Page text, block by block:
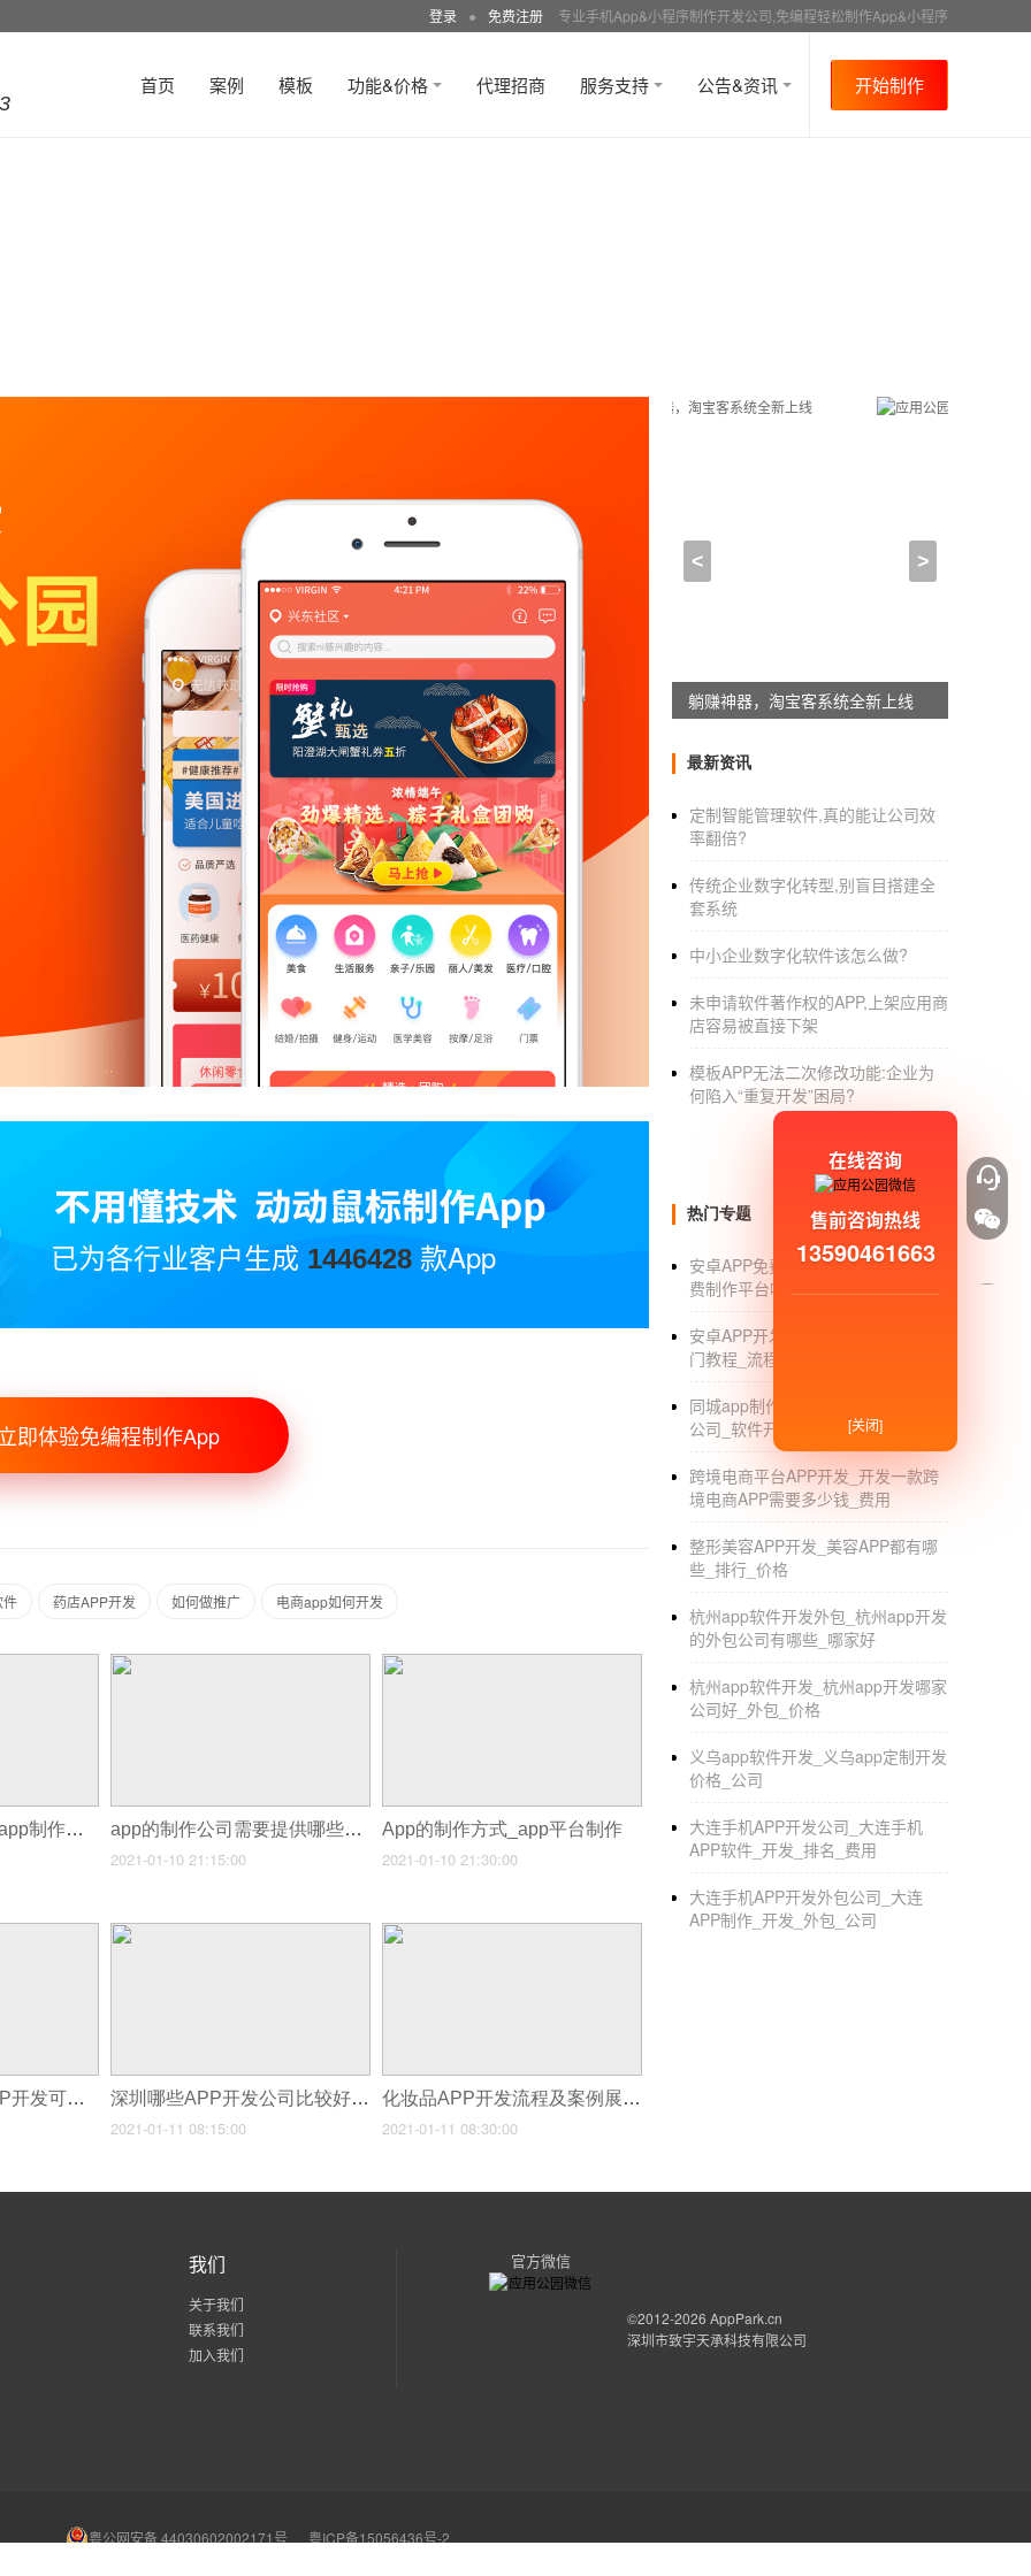
登录 ● 免费注册 专业手机App&小程序制作开发公司,免编程轻松制作App&小程序
首页 案例 模板 功能&价格 代理招商 服务支持 公告&资讯 开始制作
2020-11-18 21:15:00
推荐应用公园APP在线制作平台
上架，如果购买他们高级VIP服务，里面包
app上架什么意思_app开发进度安排
一种趋势，那么一款商城类APP开发有什
消费者对于商品都会有不同的问题，而解
商家可以在商城类APP软件上对商品进行
APP移动开发主要是学哪些东西？
app移动开发，主要学习：
1、主要开发工具的了解与掌握；
2、UI实现及硬件渲染原理；
3、数据库使用及本地化数据操作；
4、系统环境（安卓或iOS）原理及配置文
5、app打包流程及框架应用；
6、app上架流程及接口参数配置；
7、白盒测试及模拟器的使用；
针对不同的方向，
以上任一领域都可以深入学习，
尤其是某些前言领域、技术更新快，
工作十几年的大咖也还忙着学新技术
太多了，多媒体的制作，等等
app上架什么意思_app开发进度安排
已为各行业客户生成 1446428 款App
即体验免编程制作App
件 药店APP开发 如何做推广 电商app如何开发
APP的制作与学习_app制作流程步骤 app的制作公司需要提供哪些技术_在线制作app
2021-01-10 21:15:00
App的制作方式_app平台制作
2021-01-10 21:30:00
5G时代哪些手机APP开发可以推动市场 深圳哪些APP开发公司比较好呢
2021-01-11 08:15:00
化妆品APP开发流程及案例展示
2021-01-11 08:30:00
< >
应用公园同城配送插件上线
最新资讯
定制智能管理软件,真的能让公司效
率翻倍?
传统企业数字化转型,别盲目搭建全
套系统
中小企业数字化软件该怎么做?
未申请软件著作权的APP,上架应用商
店容易被直接下架
模板APP无法二次修改功能:企业为
何陷入“重复开发”困局?
热门专题
安卓APP免费制作平台_安卓APP免
费制作平台哪个好_价格_公司
安卓APP开发_安卓APP开发公司_入
门教程_流程_平台
同城app制作公司_同城交友app制作
公司_软件开发
跨境电商平台APP开发_开发一款跨
境电商APP需要多少钱_费用
整形美容APP开发_美容APP都有哪
些_排行_价格
杭州app软件开发外包_杭州app开发
的外包公司有哪些_哪家好
杭州app软件开发_杭州app开发哪家
公司好_外包_价格
义乌app软件开发_义乌app定制开发
价格_公司
大连手机APP开发公司_大连手机
APP软件_开发_排名_费用
大连手机APP开发外包公司_大连
APP制作_开发_外包_公司
我们
关于我们
联系我们
加入我们
官方微信
©2012-2026 AppPark.cn
深圳市致宇天承科技有限公司
粤公网安备 44030602002171号 粤ICP备15056436号-2
在线咨询
售前咨询热线
13590461663
[关闭]